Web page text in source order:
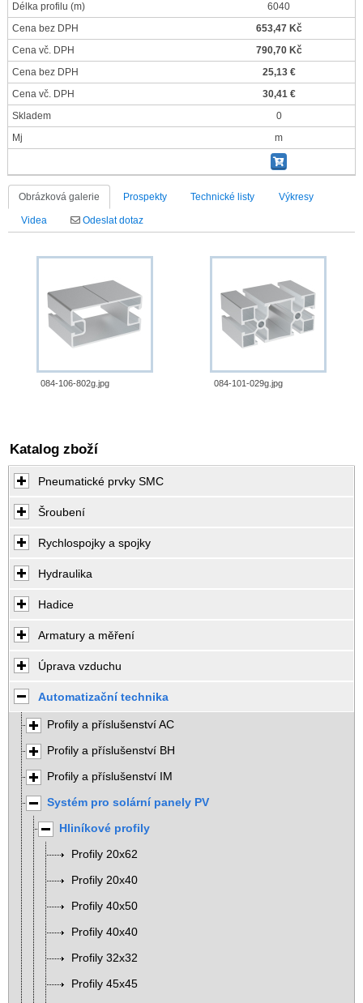
Délka profilu (m)
6040
Cena bez DPH
653,47 Kč
Cena vč. DPH
790,70 Kč
Cena bez DPH
25,13 €
Cena vč. DPH
30,41 €
Skladem
0
Mj
m
Obrázková galerie Prospekty Technické listy Výkresy
Videa Odeslat dotaz
084-106-802g.jpg 084-101-029g.jpg
Katalog zboží
Pneumatické prvky SMC
Šroubení
Rychlospojky a spojky
Hydraulika
Hadice
Armatury a měření
Úprava vzduchu
Automatizační technika
Profily a příslušenství AC
Profily a příslušenství BH
Profily a příslušenství IM
Systém pro solární panely PV
Hliníkové profily
Profily 20x62
Profily 20x40
Profily 40x50
Profily 40x40
Profily 32x32
Profily 45x45